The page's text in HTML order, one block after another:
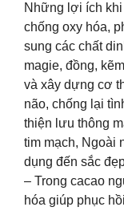
Những lợi ích
chống oxy hóa,
sung các chất
magie, đồng,
và xây dựng cơ
não, chống lại
thiện lưu thông
tim mạch, Ngoài
dụng đến sắc
– Trong cacao
hóa giúp phục